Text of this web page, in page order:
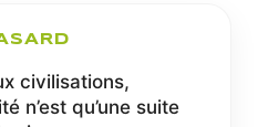
civilisations,
n’est qu’une suite